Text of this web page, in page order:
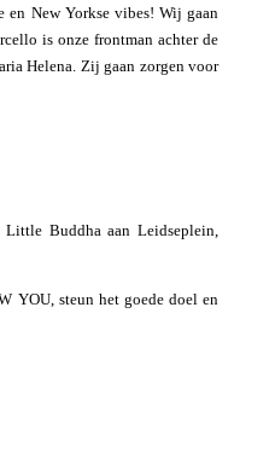
en New Yorkse vibes! Wij gaan
is onze frontman achter de
Helena. Zij gaan zorgen voor
Buddha aan Leidseplein,
YOU, steun het goede doel en